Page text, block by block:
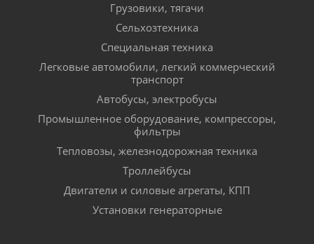
Грузовики, тягачи
Сельхозтехника
Специальная техника
Легковые автомобили, легкий коммерческий
транспорт
Автобусы, электробусы
Промышленное оборудование, компрессоры,
фильтры
Тепловозы, железнодорожная техника
Троллейбусы
Двигатели и силовые агрегаты, КПП
Установки генераторные